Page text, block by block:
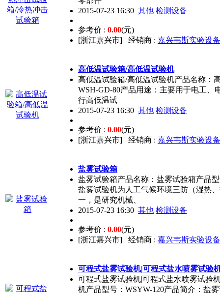
2015-07-23 16:30 其他 检测设备
参考价 : 0.00(元)
[浙江嘉兴市]
经销商 : 嘉兴韦斯实验设
高低温试验箱/高低温试验机
高低温试验箱/高低温试验机产品名称：
WSH-GD-80产品用途：主要用于电工、
行高低温试
2015-07-23 16:30 其他 检测设备
参考价 : 0.00(元)
[浙江嘉兴市]
经销商 : 嘉兴韦斯实验设
盐雾试验箱
盐雾试验箱产品名称：盐雾试验箱产品
盐雾试验机为人工气候环境三防（湿热
一，是研究机械、
2015-07-23 16:30 其他 检测设备
参考价 : 0.00(元)
[浙江嘉兴市]
经销商 : 嘉兴韦斯实验设
可程式盐雾试验机|可程式盐水喷雾试验
可程式盐雾试验机|可程式盐水喷雾试验
机产品型号：WSYW-120产品简介：盐